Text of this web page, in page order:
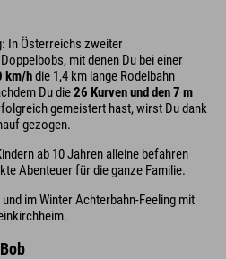
In Österreichs zweiter
mit denen Du bei einer
km/hdie 1,4 km lange Rodelbahn
Du die26 Kurven und den 7 m
gemeistert hast, wirst Du dank
gezogen.
ab 10 Jahren alleine befahren
Abenteuer für die ganze Familie.
im Winter Achterbahn-Feeling mit